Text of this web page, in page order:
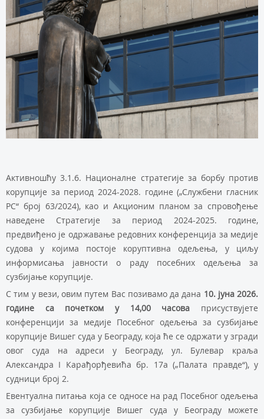
Aктивношћу 3.1.6. Националне стратегије за борбу против
корупције за период 2024-2028. године („Службени гласник
РС“ број 63/2024), као и Акционим планом за спровођење
наведене Стратегије за период 2024-2025. године,
предвиђено је одржавање редовних конференција за медије
судова у којима постоје коруптивна одељења, у циљу
информисања јавности о раду посебних одељења за
сузбијање корупције.
С тим у вези, овим путем Вас позивамо да дана 10. јуна 2026.
године са почетком у 14,00 часова присуствујете
конференцији за медије Посебног одељења за сузбијање
корупције Вишег суда у Београду, која ће се одржати у згради
овог суда на адреси у Београду, ул. Булевар краља
Александра I Карађорђевића бр. 17а („Палата правде“), у
судници број 2.
Евентуална питања која се односе на рад Посебног одељења
за сузбијање корупције Вишег суда у Београду можете